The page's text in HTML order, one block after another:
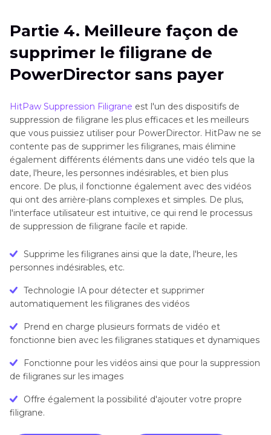
Partie 4. Meilleure façon de
supprimer le filigrane de
PowerDirector sans payer
HitPaw Suppression Filigrane est l'un des dispositifs de
suppression de filigrane les plus efficaces et les meilleurs
que vous puissiez utiliser pour PowerDirector. HitPaw ne se
contente pas de supprimer les filigranes, mais élimine
également différents éléments dans une vidéo tels que la
date, l'heure, les personnes indésirables, et bien plus
encore. De plus, il fonctionne également avec des vidéos
qui ont des arrière-plans complexes et simples. De plus,
l'interface utilisateur est intuitive, ce qui rend le processus
de suppression de filigrane facile et rapide.
Supprime les filigranes ainsi que la date, l'heure, les
personnes indésirables, etc.
Technologie IA pour détecter et supprimer
automatiquement les filigranes des vidéos
Prend en charge plusieurs formats de vidéo et
fonctionne bien avec les filigranes statiques et dynamiques
Fonctionne pour les vidéos ainsi que pour la suppression
de filigranes sur les images
Offre également la possibilité d'ajouter votre propre
filigrane.